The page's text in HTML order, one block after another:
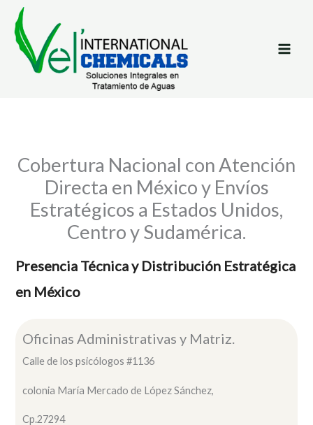
contenido
Cobertura Nacional con Atención
Directa en México y Envíos
Estratégicos a Estados Unidos,
Centro y Sudamérica.
Presencia Técnica y Distribución Estratégica
en México
Oficinas Administrativas y Matriz.
Calle de los psicólogos #1136
colonia María Mercado de López Sánchez,
Cp.27294